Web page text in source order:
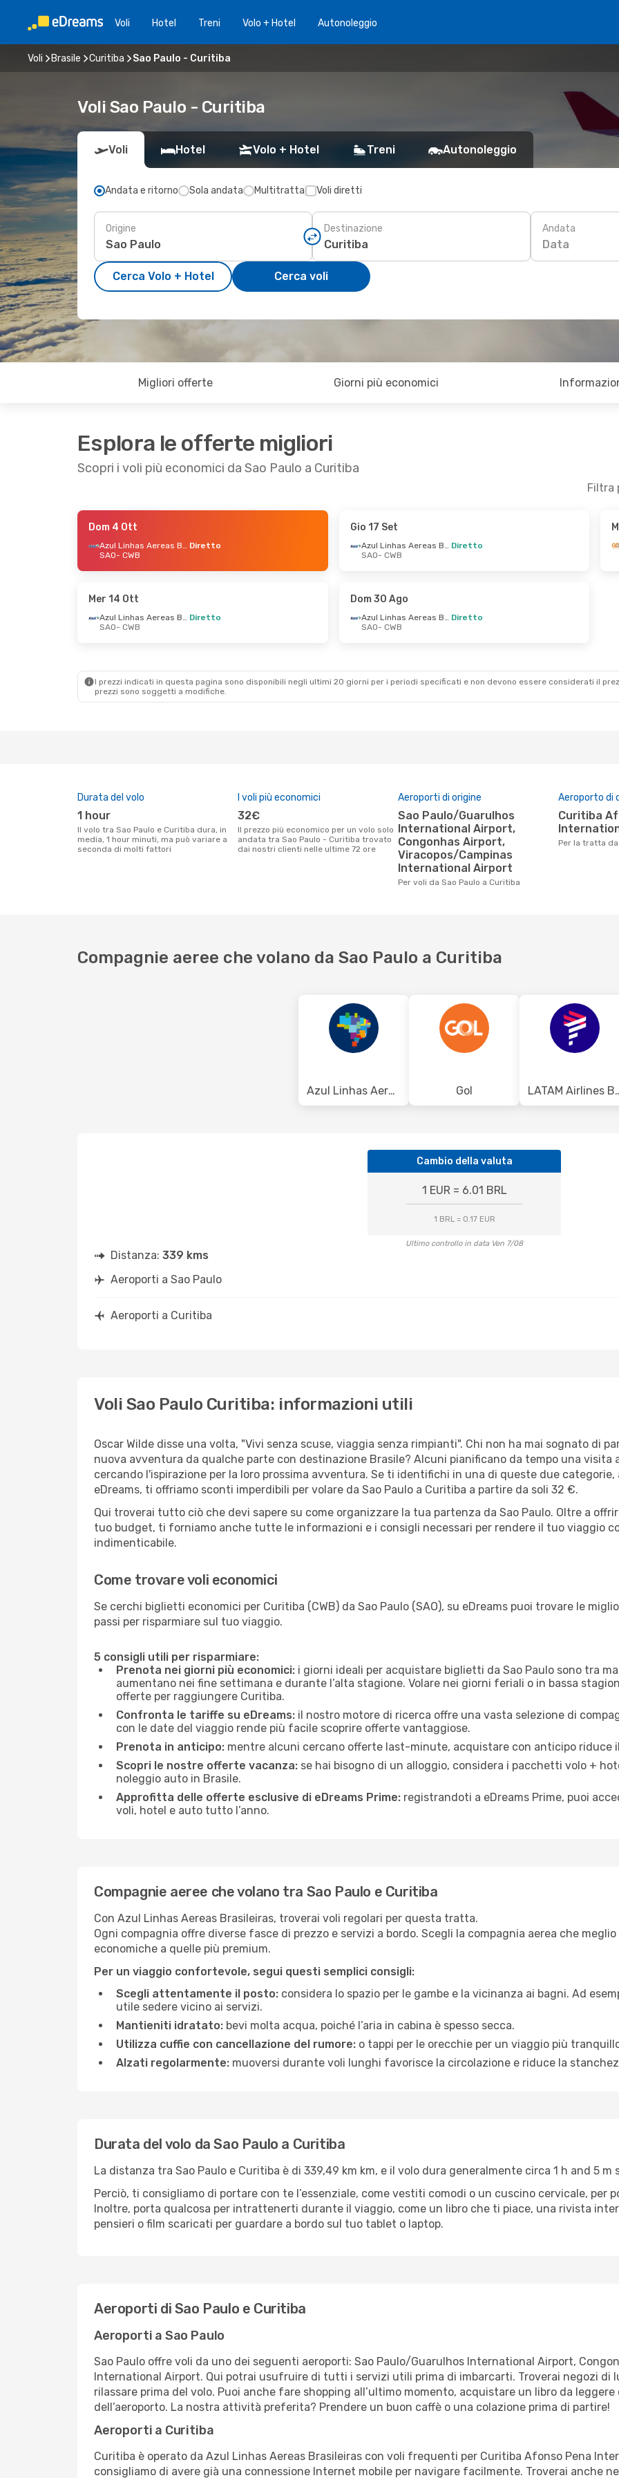
Voli Hotel Treni Volo + Hotel Autonoleggio
Voli Brasile Curitiba Sao Paulo - Curitiba
Voli Sao Paulo - Curitiba
Voli Hotel Volo + Hotel Treni Autonoleggio
Andata e ritorno Sola andata Multitratta Voli diretti
Origine Destinazione Andata
Data
Cerca Volo + Hotel Cerca voli
Migliori offerte Giorni più economici
Esplora le offerte migliori
Scopri i voli più economici da Sao Paulo a Curitiba
Filtra
Azul Linhas Aereas Brasileiras
Azul Linhas Aereas Brasileiras
Dom 4 Ott
Azul Linhas Aereas Brasileiras Diretto
SAO- CWB
Gio 17 Set
Azul Linhas Aereas Brasileiras Diretto
SAO- CWB
Mer 14 Ott
Azul Linhas Aereas Brasileiras Diretto
SAO- CWB
Dom 30 Ago
Azul Linhas Aereas Brasileiras Diretto
SAO- CWB
I prezzi indicati in questa pagina sono disponibili negli ultimi 20 giorni per i periodi specificati e non devono essere considerati il
prezzi sono soggetti a modifiche.
Durata del volo
1 hour
Il volo tra Sao Paulo e Curitiba dura, in
media, 1 hour minuti, ma può variare a
seconda di molti fattori
I voli più economici
32€
Il prezzo più economico per un volo solo
andata tra Sao Paulo - Curitiba trovato
dai nostri clienti nelle ultime 72 ore
Aeroporti di origine
Sao Paulo/Guarulhos
International Airport,
Congonhas Airport,
Viracopos/Campinas
International Airport
Per voli da Sao Paulo a Curitiba
Aeroporto di
Curitiba Afonso Pena
Per la tratta
Compagnie aeree che volano da Sao Paulo a Curitiba
Azul Linhas Aereas Brasileiras Gol LATAM
Cambio della valuta
1 EUR = 6.01 BRL
1 BRL = 0.17 EUR
Ultimo controllo in data Ven 7/08
Distanza: 339 kms
Aeroporti a Sao Paulo
Aeroporti a Curitiba
Voli Sao Paulo Curitiba: informazioni utili
Oscar Wilde disse una volta, "Vivi senza scuse, viaggia senza rimpianti". Chi non ha mai sognato di
nuova avventura da qualche parte con destinazione Brasile? Alcuni pianificano da tempo una visita
cercando l'ispirazione per la loro prossima avventura. Se ti identifichi in una di queste due categorie,
eDreams, ti offriamo sconti imperdibili per volare da Sao Paulo a Curitiba a partire da soli 32 €.
Qui troverai tutto ciò che devi sapere su come organizzare la tua partenza da Sao Paulo. Oltre a
tuo budget, ti forniamo anche tutte le informazioni e i consigli necessari per rendere il tuo viaggio
indimenticabile.
Come trovare voli economici
Se cerchi biglietti economici per Curitiba (CWB) da Sao Paulo (SAO), su eDreams puoi trovare le
passi per risparmiare sul tuo viaggio.
5 consigli utili per risparmiare:
Prenota nei giorni più economici: i giorni ideali per acquistare biglietti da Sao Paulo sono tra
aumentano nei fine settimana e durante l’alta stagione. Volare nei giorni feriali o in bassa
offerte per raggiungere Curitiba.
Confronta le tariffe su eDreams: il nostro motore di ricerca offre una vasta selezione di
con le date del viaggio rende più facile scoprire offerte vantaggiose.
Prenota in anticipo: mentre alcuni cercano offerte last-minute, acquistare con anticipo riduce
Scopri le nostre offerte vacanza: se hai bisogno di un alloggio, considera i pacchetti volo +
noleggio auto in Brasile.
Approfitta delle offerte esclusive di eDreams Prime: registrandoti a eDreams Prime, puoi
voli, hotel e auto tutto l’anno.
Compagnie aeree che volano tra Sao Paulo e Curitiba
Con Azul Linhas Aereas Brasileiras, troverai voli regolari per questa tratta.
Ogni compagnia offre diverse fasce di prezzo e servizi a bordo. Scegli la compagnia aerea che
economiche a quelle più premium.
Per un viaggio confortevole, segui questi semplici consigli:
Scegli attentamente il posto: considera lo spazio per le gambe e la vicinanza ai bagni. Ad
utile sedere vicino ai servizi.
Mantieniti idratato: bevi molta acqua, poiché l’aria in cabina è spesso secca.
Utilizza cuffie con cancellazione del rumore: o tappi per le orecchie per un viaggio più
Alzati regolarmente: muoversi durante voli lunghi favorisce la circolazione e riduce la
Durata del volo da Sao Paulo a Curitiba
La distanza tra Sao Paulo e Curitiba è di 339,49 km km, e il volo dura generalmente circa 1 h and 5 m
Perciò, ti consigliamo di portare con te l’essenziale, come vestiti comodi o un cuscino cervicale, per
Inoltre, porta qualcosa per intrattenerti durante il viaggio, come un libro che ti piace, una rivista
pensieri o film scaricati per guardare a bordo sul tuo tablet o laptop.
Aeroporti di Sao Paulo e Curitiba
Aeroporti a Sao Paulo
Sao Paulo offre voli da uno dei seguenti aeroporti: Sao Paulo/Guarulhos International Airport,
International Airport. Qui potrai usufruire di tutti i servizi utili prima di imbarcarti. Troverai negozi di
rilassare prima del volo. Puoi anche fare shopping all’ultimo momento, acquistare un libro da
dell’aeroporto. La nostra attività preferita? Prendere un buon caffè o una colazione prima di partire!
Aeroporti a Curitiba
Curitiba è operato da Azul Linhas Aereas Brasileiras con voli frequenti per Curitiba Afonso Pena
consigliamo di avere già una connessione Internet mobile per navigare facilmente. Troverai anche